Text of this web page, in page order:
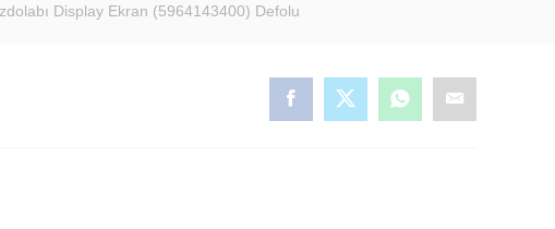
Display Ekran (5964143400) Defolu